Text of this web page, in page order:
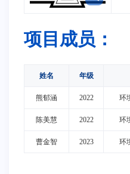
项目成员：
姓名 年级
熊郁涵 2022 环
陈美慧 2022 环
曹金智 2023 环